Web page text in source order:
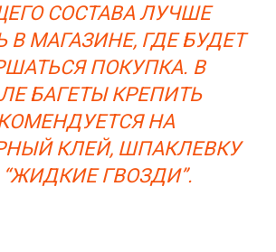
СОСТАВА ЛУЧШЕ
В МАГАЗИНЕ, ГДЕ БУДЕТ
ПОКУПКА. В
БАГЕТЫ КРЕПИТЬ
НА
КЛЕЙ, ШПАКЛЕВКУ
ГВОЗДИ”.